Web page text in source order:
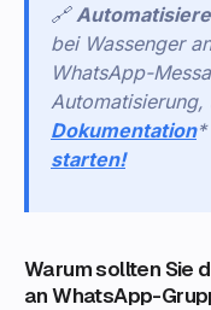
🔗
bei Wassenger
WhatsApp-
Dokumentation*
starten!
Warum sollten Sie
an WhatsApp-